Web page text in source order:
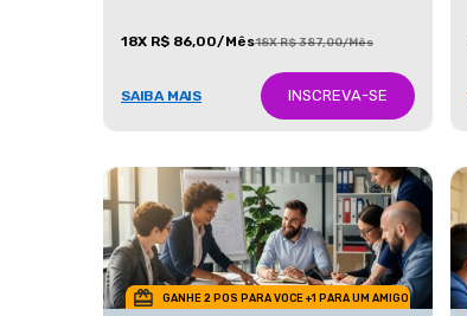
18X R$ 86,00/Mês18X R$ 387,00/Mês
SAIBA MAIS INSCREVA-SE
GANHE 2 POS PARA VOCE +1 PARA UM AMIGO